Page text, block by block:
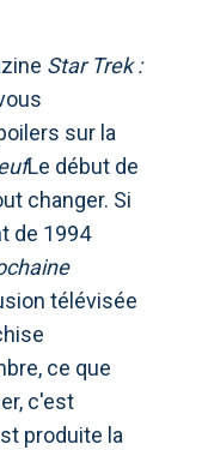
Star Trek :
sur la
Le début de
changer. Si
de 1994
télévisée
ce que
c'est
produite la